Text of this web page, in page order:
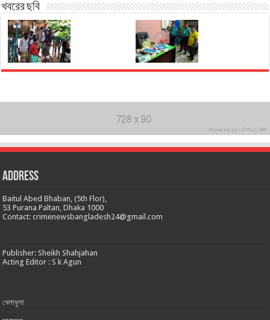
খবরের ছবি
Address
Baitul Abed Bhaban, (5th Flor),
53 Purana Paltan, Dhaka 1000
Contact: crimenewsbangladesh24@gmail.com
Publisher: Sheikh Shahjahan
Acting Editor : S k Agun
খেলাধুলা